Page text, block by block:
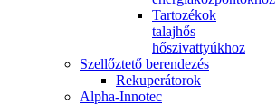
Tartozékok
talajhős
hőszivattyúkhoz
Szellőztető berendezés
Rekuperátorok
Alpha-Innotec